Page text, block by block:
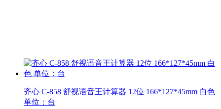
齐心 C-858 舒视语音王计算器 12位 166*127*45mm 白色
单位：台